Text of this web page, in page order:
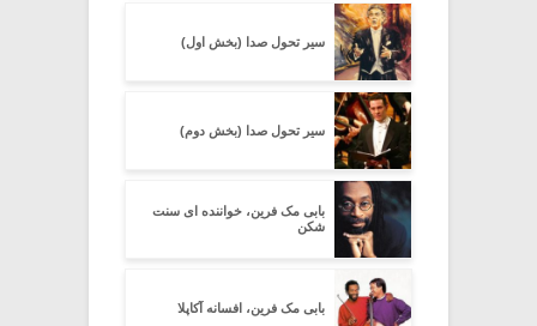
سیر تحول صدا (بخش اول)
سیر تحول صدا (بخش دوم)
بابی مک فرین، خواننده ای سنت
شکن
بابی مک فرین، افسانه آکاپلا